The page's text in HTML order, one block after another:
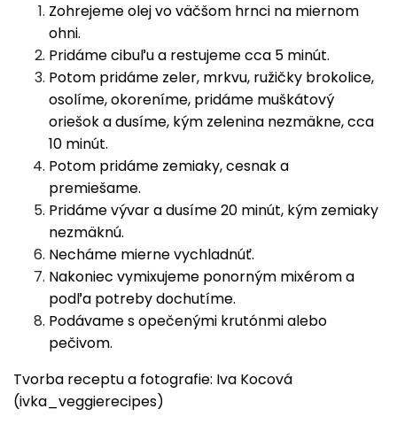
Zohrejeme olej vo väčšom hrnci na miernom
ohni.
Pridáme cibuľu a restujeme cca 5 minút.
Potom pridáme zeler, mrkvu, ružičky brokolice,
osolíme, okoreníme, pridáme muškátový
oriešok a dusíme, kým zelenina nezmäkne, cca
10 minút.
Potom pridáme zemiaky, cesnak a
premiešame.
Pridáme vývar a dusíme 20 minút, kým zemiaky
nezmäknú.
Necháme mierne vychladnúť.
Nakoniec vymixujeme ponorným mixérom a
podľa potreby dochutíme.
Podávame s opečenými krutónmi alebo
pečivom.
Tvorba receptu a fotografie: Iva Kocová
(ivka_veggierecipes)